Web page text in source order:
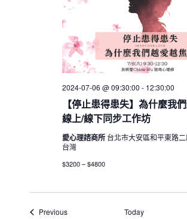
【停止患得患失】為什麼我
線上/線下同步工作坊
2024-07-06 @ 09:30:00 - 12:30:00
愛心理諮商所 台北市大安區和平東路
台灣
$3200 – $4800
PreviousEvents Today